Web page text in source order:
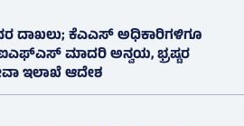
ದಾಖಲು; ಕೆಎಎಸ್ ಅಧಿಕಾರಿಗಳಿಗೂ
ಮಾದರಿ ಅನ್ವಯ, ಭ್ರಷ್ಟರ
ಇಲಾಖೆ ಆದೇಶ